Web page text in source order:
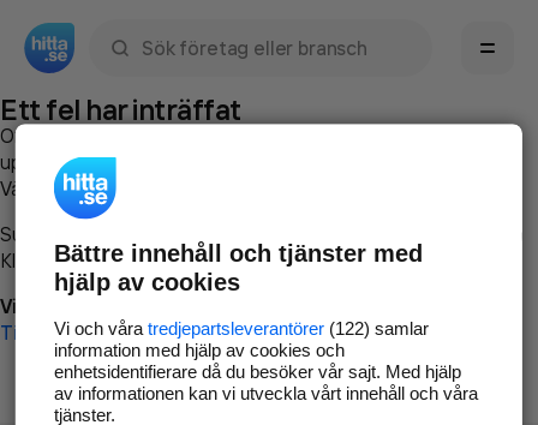
Ett fel har inträffat
Om du vill kan du
uppstod så att vi lättare och snabbare kan avhjälpa det.
Vänligen försök med följande:
Surfa till
Klicka påTillbaka-knappen i webbläsaren och försök igen
Vi beklagar besväret!
Till startsidan
Bättre innehåll och tjänster med
hjälp av cookies
Vi och våra tredjepartsleverantörer(122) samlar
information med hjälp av cookies och
enhetsidentifierare då du besöker vår sajt. Med hjälp
av informationen kan vi utveckla vårt innehåll och våra
tjänster.